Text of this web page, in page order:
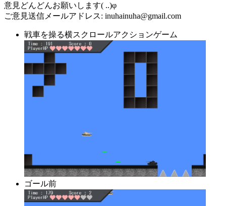
意見どんどんお願いします( ..)φ
ご意見送信メールアドレス: inuhainuha@gmail.com
戦車を操る横スクロールアクションゲーム
ゴール前